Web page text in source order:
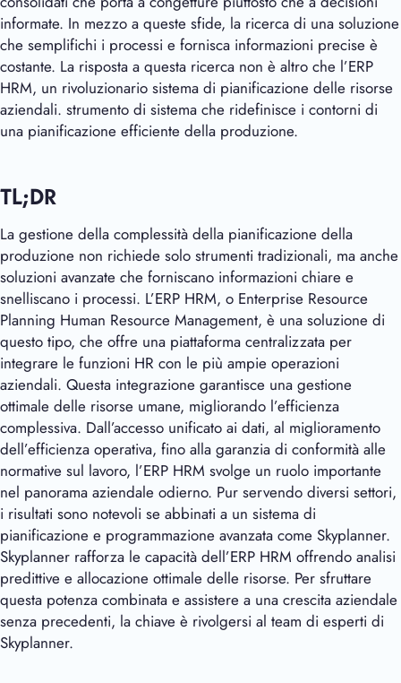
informate. In mezzo a queste sfide, la ricerca di una soluzione
che semplifichi i processi e fornisca informazioni precise è
costante. La risposta a questa ricerca non è altro che l’ERP
HRM, un rivoluzionario sistema di pianificazione delle risorse
aziendali. strumento di sistema che ridefinisce i contorni di
una pianificazione efficiente della produzione.
TL;DR
La gestione della complessità della pianificazione della
produzione non richiede solo strumenti tradizionali, ma anche
soluzioni avanzate che forniscano informazioni chiare e
snelliscano i processi. L’ERP HRM, o Enterprise Resource
Planning Human Resource Management, è una soluzione di
questo tipo, che offre una piattaforma centralizzata per
integrare le funzioni HR con le più ampie operazioni
aziendali. Questa integrazione garantisce una gestione
ottimale delle risorse umane, migliorando l’efficienza
complessiva. Dall’accesso unificato ai dati, al miglioramento
dell’efficienza operativa, fino alla garanzia di conformità alle
normative sul lavoro, l’ERP HRM svolge un ruolo importante
nel panorama aziendale odierno. Pur servendo diversi settori,
i risultati sono notevoli se abbinati a un sistema di
pianificazione e programmazione avanzata come Skyplanner.
Skyplanner rafforza le capacità dell’ERP HRM offrendo analisi
predittive e allocazione ottimale delle risorse. Per sfruttare
questa potenza combinata e assistere a una crescita aziendale
senza precedenti, la chiave è rivolgersi al team di esperti di
Skyplanner.